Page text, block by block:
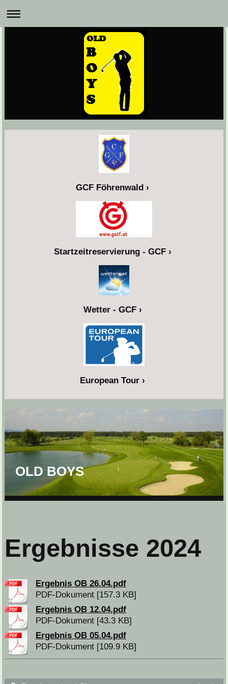
GCF Föhrenwald
Startzeitreservierung - GCF
Wetter - GCF
European Tour
OLD BOYS
Ergebnisse 2024
Ergebnis OB 26.04.pdf
PDF-Dokument [157.3 KB]
Ergebnis OB 12.04.pdf
PDF-Dokument [43.3 KB]
Ergebnis OB 05.04.pdf
PDF-Dokument [109.9 KB]